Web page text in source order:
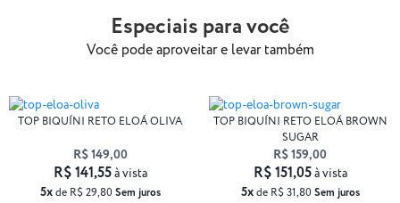
Especiais para você
Você pode aproveitar e levar também
TOP BIQUÍNI RETO ELOÁ OLIVA
R$ 149,00
5xde R$ 29,80 Sem juros
R$ 141,55à vista
TOP BIQUÍNI RETO ELOÁ BROWN
SUGAR
R$ 159,00
5xde R$ 31,80 Sem juros
R$ 151,05à vista